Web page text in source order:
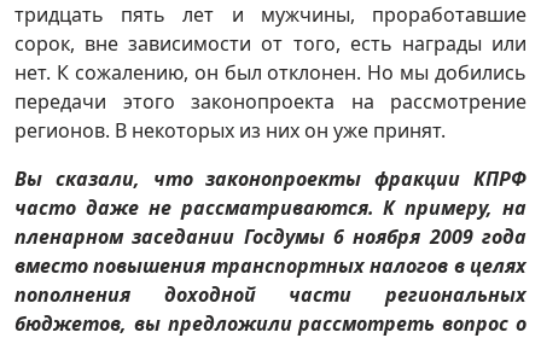
тридцать пять лет и мужчины, проработавшие
сорок, вне зависимости от того, есть награды или
нет. К сожалению, он был отклонен. Но мы добились
передачи этого законопроекта на рассмотрение
регионов. В некоторых из них он уже принят.
Вы сказали, что законопроекты фракции КПРФ
часто даже не рассматриваются. К примеру, на
пленарном заседании Госдумы 6 ноября2009 года
вместо повышения транспортных налогов в целях
пополнения доходной части региональных
бюджетов, вы предложили рассмотретьвопрос о